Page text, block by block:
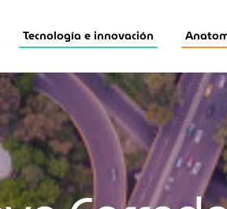
Tecnología e innovación